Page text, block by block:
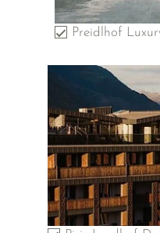
Preidlhof